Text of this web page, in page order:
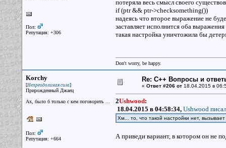
Пол:
Репутация: +306
потеряла весь смысл своего
if (ptr && ptr->checksomething())
надеясь что второе выражение не
заставляет исполнится оба
такая настройка уничтожила бы
Don't worry, be happy.
Korchy
[Непреодолимая сила]
Прирожденный Джаец
Ах, было б только с кем поговорить ...
Пол:
Репутация: +664
Re: С++ Вопросы и
« Ответ #206 от18.04.2015 в
2Ushwood:
18.04.2015 в 04:58:34, Ushwood
Хм... то, что такой настройки нет,
А приведи вариант, в котором он не